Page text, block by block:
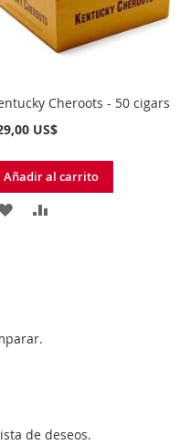
Cheroots - 50 cigars
US$
Añadir al carrito
AÑADIR
DE
de deseos.